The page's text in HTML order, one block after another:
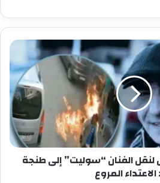
الفنان “سوليت” إلى طنجة
المروع